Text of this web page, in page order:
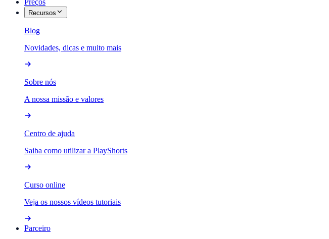
Preços
Recursos
Blog
Novidades, dicas e muito mais
Sobre nós
A nossa missão e valores
Centro de ajuda
Saiba como utilizar a PlayShorts
Curso online
Veja os nossos vídeos tutoriais
Parceiro